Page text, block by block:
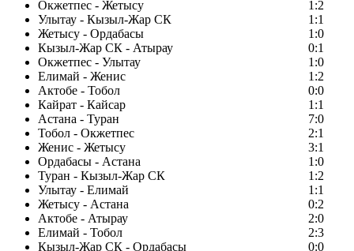
Окжетпес - Жетысу
1:2
Улытау - Кызыл-Жар СК
1:1
Жетысу - Ордабасы
1:0
Кызыл-Жар СК - Атырау
0:1
Окжетпес - Улытау
1:0
Елимай - Женис
1:2
Актобе - Тобол
0:0
Кайрат - Кайсар
1:1
Астана - Туран
7:0
Тобол - Окжетпес
2:1
Женис - Жетысу
3:1
Ордабасы - Астана
1:0
Туран - Кызыл-Жар СК
1:2
Улытау - Елимай
1:1
Жетысу - Астана
0:2
Актобе - Атырау
2:0
Елимай - Тобол
2:3
Кызыл-Жар СК - Ордабасы
0:0